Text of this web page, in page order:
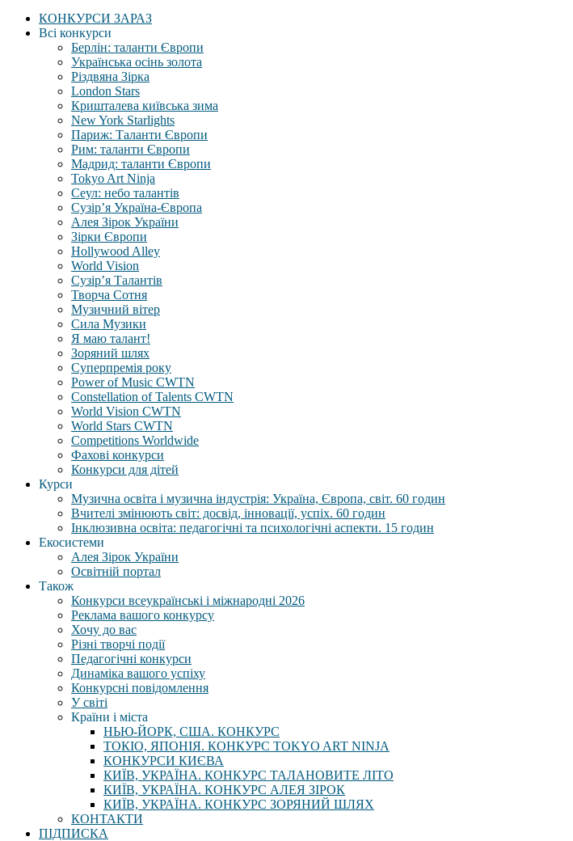
КОНКУРСИ ЗАРАЗ
Всі конкурси
Берлін: таланти Європи
Українська осінь золота
Різдвяна Зірка
London Stars
Кришталева київська зима
New York Starlights
Париж: Таланти Європи
Рим: таланти Європи
Мадрид: таланти Європи
Tokyo Art Ninja
Сеул: небо талантів
Сузір’я Україна-Європа
Алея Зірок України
Зірки Європи
Hollywood Alley
World Vision
Сузір’я Талантів
Творча Сотня
Музичний вітер
Сила Музики
Я маю талант!
Зоряний шлях
Суперпремія року
Power of Music CWTN
Constellation of Talents CWTN
World Vision CWTN
World Stars CWTN
Competitions Worldwide
Фахові конкурси
Конкурси для дітей
Курси
Музична освіта і музична індустрія: Україна, Європа, світ. 60 годин
Вчителі змінюють світ: досвід, інновації, успіх. 60 годин
Інклюзивна освіта: педагогічні та психологічні аспекти. 15 годин
Екосистеми
Алея Зірок України
Освітній портал
Також
Конкурси всеукраїнські і міжнародні 2026
Реклама вашого конкурсу
Хочу до вас
Різні творчі події
Педагогічні конкурси
Динаміка вашого успіху
Конкурсні повідомлення
У світі
Країни і міста
НЬЮ-ЙОРК, США. КОНКУРС
ТОКІО, ЯПОНІЯ. КОНКУРС TOKYO ART NINJA
КОНКУРСИ КИЄВА
КИЇВ, УКРАЇНА. КОНКУРС ТАЛАНОВИТЕ ЛІТО
КИЇВ, УКРАЇНА. КОНКУРС АЛЕЯ ЗІРОК
КИЇВ, УКРАЇНА. КОНКУРС ЗОРЯНИЙ ШЛЯХ
КОНТАКТИ
ПІДПИСКА